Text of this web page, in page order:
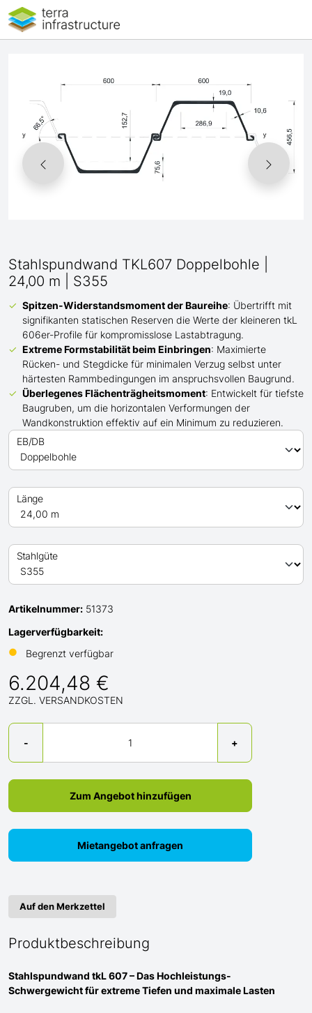
Stahlspundwand TKL607 Doppelbohle |
24,00 m | S355
Spitzen-Widerstandsmoment der Baureihe: Übertrifft mit
signifikanten statischen Reserven die Werte der kleineren tkL
606er-Profile für kompromisslose Lastabtragung.
Extreme Formstabilität beim Einbringen: Maximierte
Rücken- und Stegdicke für minimalen Verzug selbst unter
härtesten Rammbedingungen im anspruchsvollen Baugrund.
Überlegenes Flächenträgheitsmoment: Entwickelt für tiefste
Baugruben, um die horizontalen Verformungen der
Wandkonstruktion effektiv auf ein Minimum zu reduzieren.
EB/DB
Länge
Stahlgüte
Artikelnummer: 51373
Lagerverfügbarkeit:
●
Begrenzt verfügbar
6.204,48 €
ZZGL. VERSANDKOSTEN
-
Menge
+
Zum Angebot hinzufügen
Mietangebot anfragen
Auf den Merkzettel
Produktbeschreibung
Stahlspundwand tkL 607 – Das Hochleistungs-
Schwergewicht für extreme Tiefen und maximale Lasten